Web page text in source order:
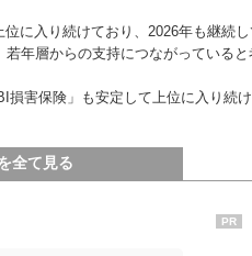
に入り続けており、2026年も継続
年層からの支持につながっていると
害保険」も安定して上位に入り続
全て見る
PR